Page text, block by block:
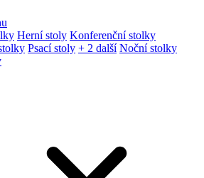
Herní stoly Konferenční stolky
Psací stoly + 2 další Noční stolky